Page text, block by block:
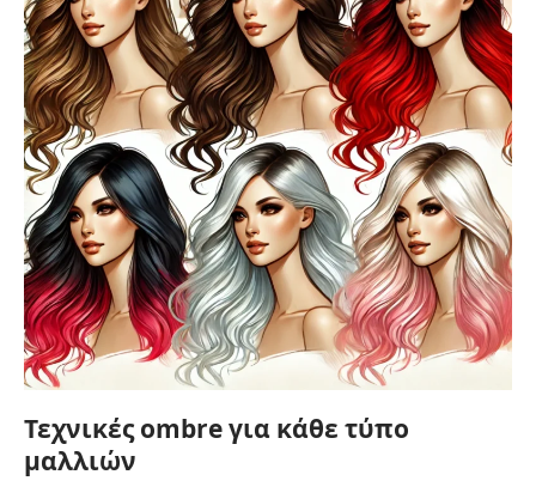
Τεχνικές ombre για κάθε τύπο
μαλλιών